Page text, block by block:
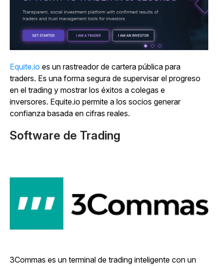
Equite.io es un rastreador de cartera pública para
traders. Es una forma segura de supervisar el progreso
en el trading y mostrar los éxitos a colegas e
inversores. Equite.io permite a los socios generar
confianza basada en cifras reales.
Software de Trading
3Commas es un terminal de trading inteligente con un